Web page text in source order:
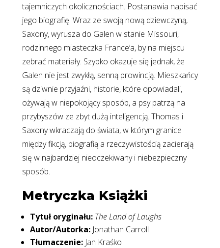
tajemniczych okolicznościach. Postanawia napisać
jego biografię. Wraz ze swoją nową dziewczyną,
Saxony, wyrusza do Galen w stanie Missouri,
rodzinnego miasteczka France’a, by na miejscu
zebrać materiały. Szybko okazuje się jednak, że
Galen nie jest zwykłą, senną prowincją. Mieszkańcy
są dziwnie przyjaźni, historie, które opowiadali,
ożywają w niepokojący sposób, a psy patrzą na
przybyszów ze zbyt dużą inteligencją. Thomas i
Saxony wkraczają do świata, w którym granice
między fikcją, biografią a rzeczywistością zacierają
się w najbardziej nieoczekiwany i niebezpieczny
sposób.
Metryczka Książki
Tytuł oryginału: The Land of Laughs
Autor/Autorka:Jonathan Carroll
Tłumaczenie:Jan Kraśko